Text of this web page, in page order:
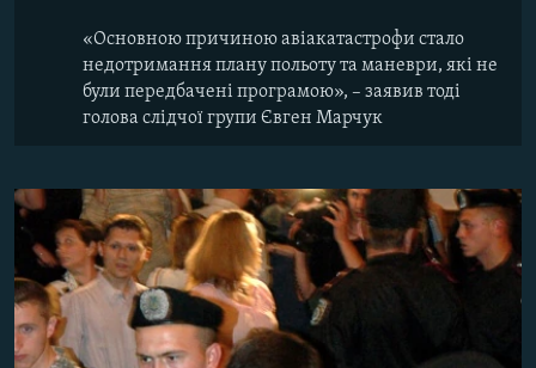
«Основною причиною авіакатастрофи стало
недотримання плану польоту та маневри, які не
були передбачені програмою», – заявив тоді
голова слідчої групи Євген Марчук